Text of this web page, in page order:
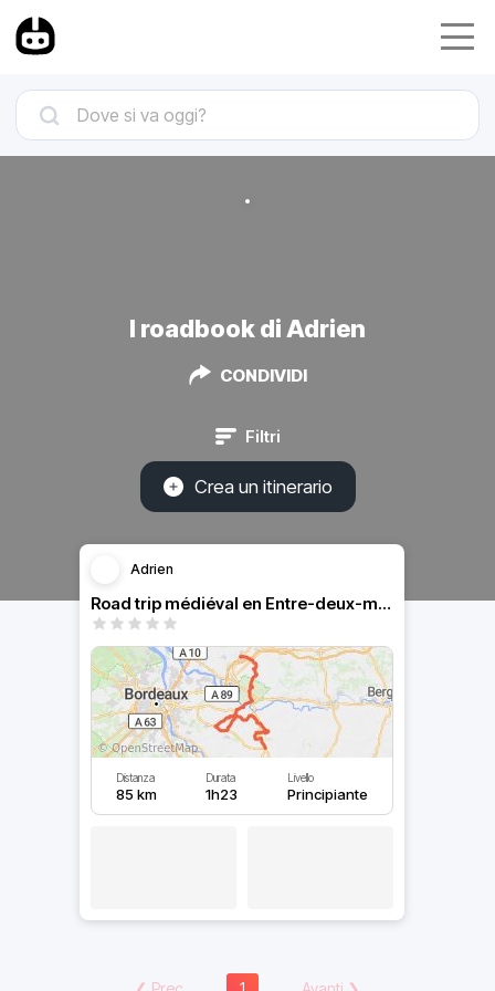
I roadbook di Adrien
CONDIVIDI
Filtri
Crea un itinerario
Adrien
Road trip médiéval en Entre-deux-mers
Distanza
85 km
Durata
1h23
Livello
Principiante